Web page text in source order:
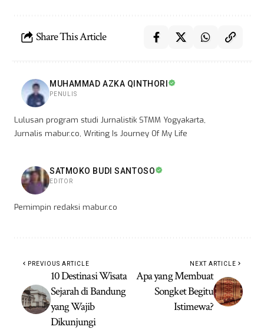
Share This Article
MUHAMMAD AZKA QINTHORI
PENULIS
Lulusan program studi Jurnalistik STMM Yogyakarta,
Jurnalis mabur.co, Writing Is Journey Of My Life
SATMOKO BUDI SANTOSO
EDITOR
Pemimpin redaksi mabur.co
PREVIOUS ARTICLE
10 Destinasi Wisata
Sejarah di Bandung
yang Wajib
Dikunjungi
NEXT ARTICLE
Apa yang Membuat
Songket Begitu
Istimewa?